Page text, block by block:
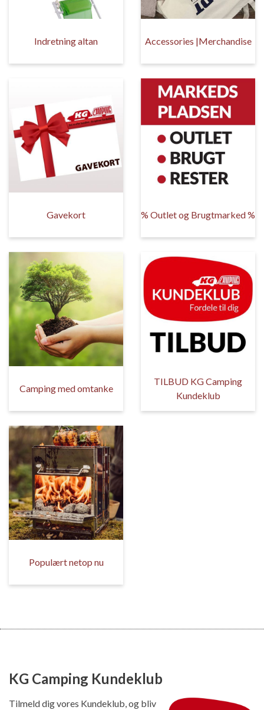
Indretning altan Accessories |Merchandise
Gavekort % Outlet og Brugtmarked %
Camping med omtanke
TILBUD KG Camping
Kundeklub
Populært netop nu
KG Camping Kundeklub
Tilmeld dig vores Kundeklub, og bliv